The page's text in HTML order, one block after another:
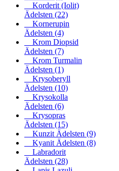
Korderit (Iolit)
Ädelsten (22)
Kornerupin
Ädelsten (4)
Krom Diopsid
Ädelsten (7)
Krom Turmalin
Ädelsten (1)
Krysoberyll
Ädelsten (10)
Krysokolla
Ädelsten (6)
Krysopras
Ädelsten (15)
Kunzit Ädelsten (9)
Kyanit Ädelsten (8)
Labradorit
Ädelsten (28)